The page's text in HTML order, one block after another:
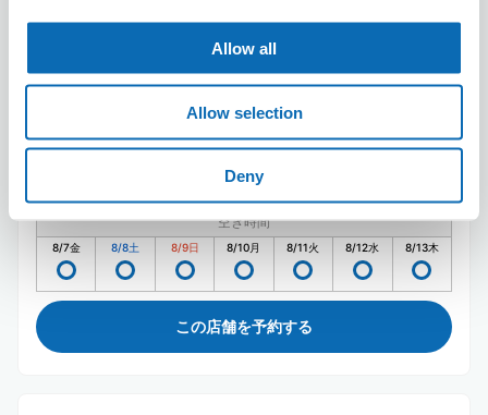
Allow all
Allow selection
Deny
バッグサイズ
空き時間
8/7金 8/8土 8/9日 8/10月 8/11火 8/12水 8/13木
この店舗を予約する